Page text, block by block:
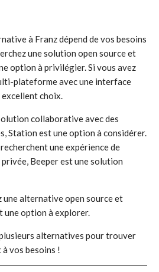
à Franz dépend de vos besoins
une solution open source et
option à privilégier. Si vous avez
plateforme avec une interface
choix.
collaborative avec des
Station est une option à considérer.
une expérience de
Beeper est une solution
une alternative open source et
une option à explorer.
plusieurs alternatives pour trouver
vos besoins !